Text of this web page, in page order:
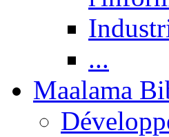
...
Maalama